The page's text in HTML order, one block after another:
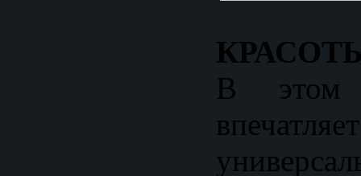
В этом
впечатляет